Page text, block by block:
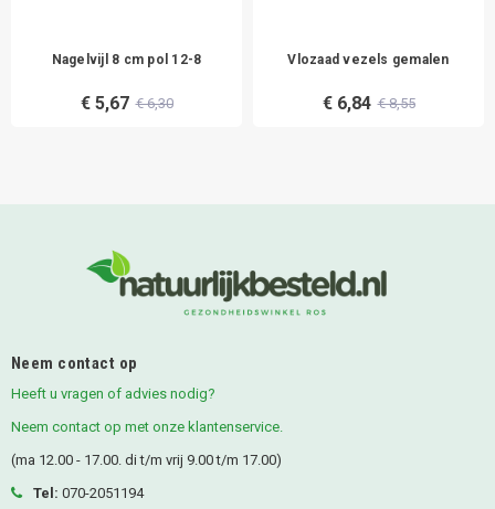
Nagelvijl 8 cm pol 12-8
€ 5,67 € 6,30
Vlozaad vezels gemalen
€ 6,84 € 8,55
Neem contact op
Heeft u vragen of advies nodig?
Neem contact op met onze klantenservice.
(ma 12.00 - 17.00. di t/m vrij 9.00 t/m 17.00)
Tel: 070-2051194